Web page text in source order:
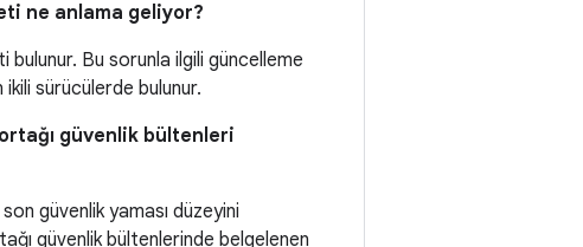
ne anlama geliyor?
bulunur. Bu sorunla ilgili güncelleme
sürücülerde bulunur.
güvenlik bültenleri
güvenlik yaması düzeyini
güvenlik bültenlerinde belgelenen